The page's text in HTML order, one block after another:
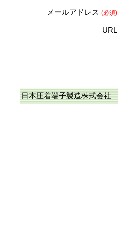
メールアドレス (必須)
URL
日本圧着端子製造株式会社